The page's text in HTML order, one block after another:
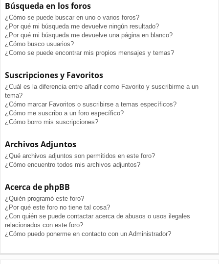
Búsqueda en los foros
¿Cómo se puede buscar en uno o varios foros?
¿Por qué mi búsqueda me devuelve ningún resultado?
¿Por qué mi búsqueda me devuelve una página en blanco?
¿Cómo busco usuarios?
¿Como se puede encontrar mis propios mensajes y temas?
Suscripciones y Favoritos
¿Cuál es la diferencia entre añadir como Favorito y suscribirme a un
tema?
¿Cómo marcar Favoritos o suscribirse a temas específicos?
¿Cómo me suscribo a un foro específico?
¿Cómo borro mis suscripciones?
Archivos Adjuntos
¿Qué archivos adjuntos son permitidos en este foro?
¿Cómo encuentro todos mis archivos adjuntos?
Acerca de phpBB
¿Quién programó este foro?
¿Por qué este foro no tiene tal cosa?
¿Con quién se puede contactar acerca de abusos o usos ilegales
relacionados con este foro?
¿Cómo puedo ponerme en contacto con un Administrador?